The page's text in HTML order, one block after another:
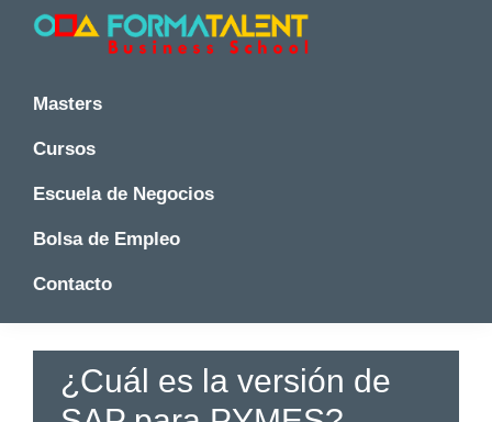
Saltar
Saltar
Saltar
principal
y
Master
en
Madrid
Formatalent
y
en
-
Formatalent
Masters
Cursos
Escuela de Negocios
Bolsa de Empleo
Contacto
¿Cuál es la versión de